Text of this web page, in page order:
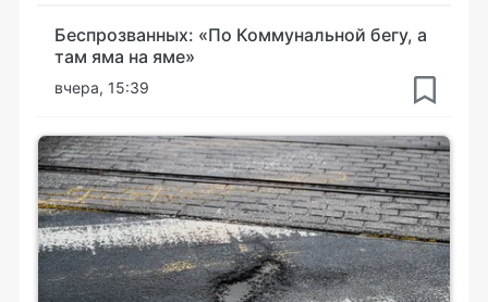
Беспрозванных: «По Коммунальной бегу, а
там яма на яме»
вчера, 15:39